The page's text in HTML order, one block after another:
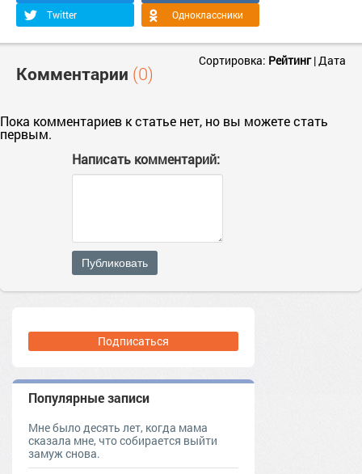
Twitter Одноклассники
Комментарии (0)
Сортировка: Рейтинг| Дата
Пока комментариев к статье нет, но вы можете стать
первым.
Написать комментарий:
Публиковать
Подписаться
Популярные записи
Мне было десять лет, когда мама
сказала мне, что собирается выйти
замуж снова.